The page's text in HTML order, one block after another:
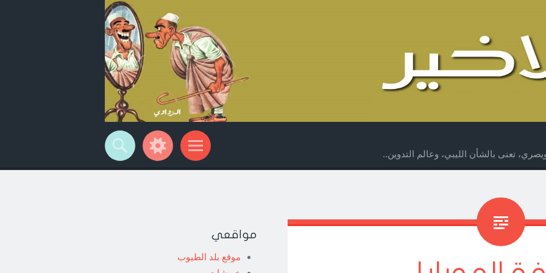
تعنى بالشأن الليبي، وعالم التدوين..
مواقعي
موقع بلد الطيوب